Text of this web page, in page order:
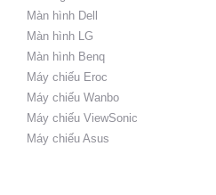
Màn hình Dell
Màn hình LG
Màn hình Benq
Máy chiếu Eroc
Máy chiếu Wanbo
Máy chiếu ViewSonic
Máy chiếu Asus